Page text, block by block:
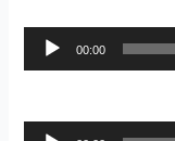
Reproductor
00:00
Reproductor